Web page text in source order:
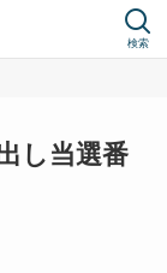
検索
し当選番